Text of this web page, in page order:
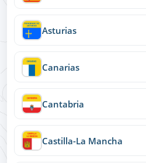
Asturias
Canarias
Cantabria
Castilla-La Mancha